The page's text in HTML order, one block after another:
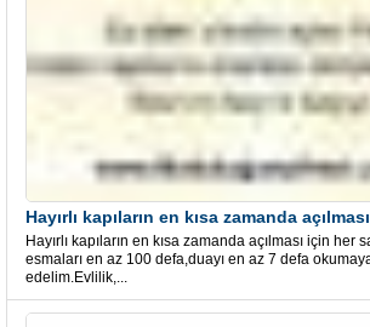
Hayırlı kapıların en kısa zamanda açılması için her
esmaları en az 100 defa,duayı en az 7 defa
edelim.Evlilik,...